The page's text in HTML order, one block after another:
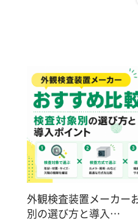
外観検査装置メーカー
別の選び方と導入…